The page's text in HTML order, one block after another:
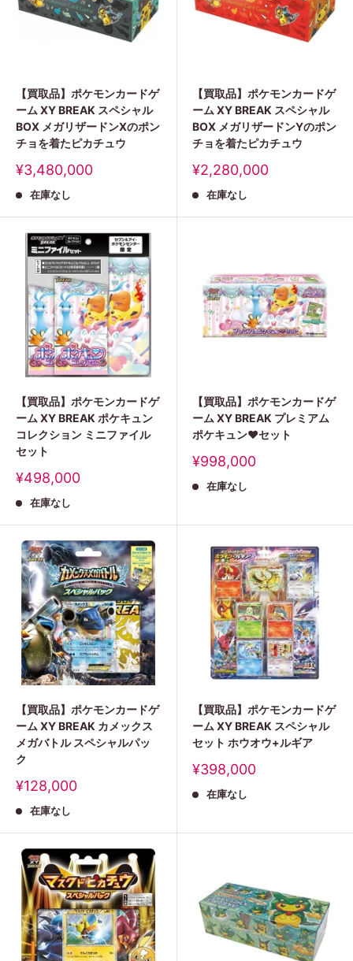
【買取品】ポケモンカードゲ
ーム XY BREAK スペシャル
BOX メガリザードンXのポン
チョを着たピカチュウ
販
価
¥3,480,000
在庫なし
【買取品】ポケモンカードゲ
ーム XY BREAK スペシャル
BOX メガリザードンYのポン
チョを着たピカチュウ
販
価
¥2,280,000
在庫なし
【買取品】ポケモンカードゲ
ーム XY BREAK ポケキュン
コレクション ミニファイル
セット
販
価
¥498,000
在庫なし
【買取品】ポケモンカードゲ
ーム XY BREAK プレミアム
ポケキュン♥セット
販
価
¥998,000
在庫なし
【買取品】ポケモンカードゲ
ーム XY BREAK カメックス
メガバトル スペシャルパッ
ク
販
価
¥128,000
在庫なし
【買取品】ポケモンカードゲ
ーム XY BREAK スペシャル
セット ホウオウ+ルギア
販
価
¥398,000
在庫なし